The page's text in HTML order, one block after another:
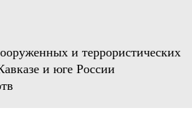
и террористических
и юге России